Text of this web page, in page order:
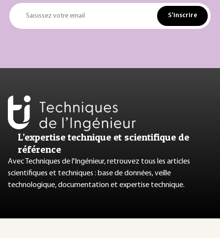
Saisissez votre email S'inscrire
L’expertise technique et scientifique de
référence
Avec Techniques de l'Ingénieur, retrouvez tous les articles
scientifiques et techniques : base de données, veille
technologique, documentation et expertise technique.